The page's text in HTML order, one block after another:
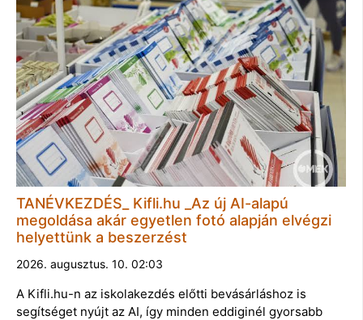
TANÉVKEZDÉS_ Kifli.hu _Az új AI-alapú
megoldása akár egyetlen fotó alapján elvégzi
helyettünk a beszerzést
2026. augusztus. 10. 02:03
A Kifli.hu-n az iskolakezdés előtti bevásárláshoz is
segítséget nyújt az AI, így minden eddiginél gyorsabb